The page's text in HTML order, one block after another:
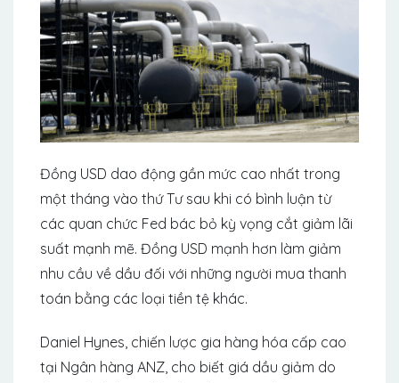
Đồng USD dao động gần mức cao nhất trong
một tháng vào thứ Tư sau khi có bình luận từ
các quan chức Fed bác bỏ kỳ vọng cắt giảm lãi
suất mạnh mẽ. Đồng USD mạnh hơn làm giảm
nhu cầu về dầu đối với những người mua thanh
toán bằng các loại tiền tệ khác.
Daniel Hynes, chiến lược gia hàng hóa cấp cao
tại Ngân hàng ANZ, cho biết giá dầu giảm do